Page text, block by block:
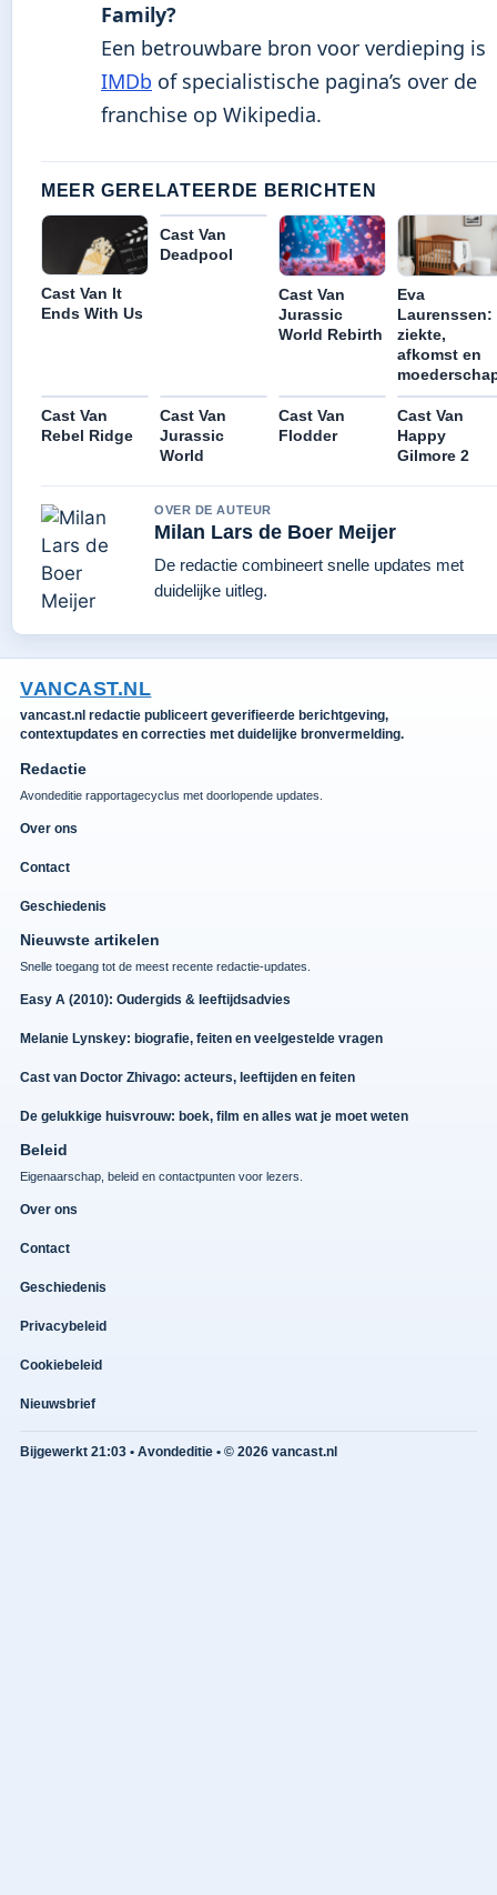
Family?
Een betrouwbare bron voor verdieping is
IMDb of specialistische pagina’s over de
franchise op Wikipedia.
MEER GERELATEERDE BERICHTEN
Cast Van It
Ends With Us
Cast Van
Deadpool
Cast Van
Jurassic
World Rebirth
Eva
Laurenssen:
ziekte,
afkomst en
Cast Van
Rebel Ridge
Cast Van
Jurassic
World
Cast Van
Flodder
Cast Van
Happy
Gilmore 2
OVER DE AUTEUR
Milan Lars de Boer Meijer
De redactie combineert snelle updates met
duidelijke uitleg.
VANCAST.NL
vancast.nl redactie publiceert geverifieerde berichtgeving,
contextupdates en correcties met duidelijke bronvermelding.
Redactie
Avondeditie rapportagecyclus met doorlopende updates.
Over ons
Contact
Geschiedenis
Nieuwste artikelen
Snelle toegang tot de meest recente redactie-updates.
Easy A (2010): Oudergids & leeftijdsadvies
Melanie Lynskey: biografie, feiten en veelgestelde vragen
Cast van Doctor Zhivago: acteurs, leeftijden en feiten
De gelukkige huisvrouw: boek, film en alles wat je moet weten
Beleid
Eigenaarschap, beleid en contactpunten voor lezers.
Over ons
Contact
Geschiedenis
Privacybeleid
Cookiebeleid
Nieuwsbrief
Bijgewerkt 21:03 • Avondeditie • © 2026 vancast.nl